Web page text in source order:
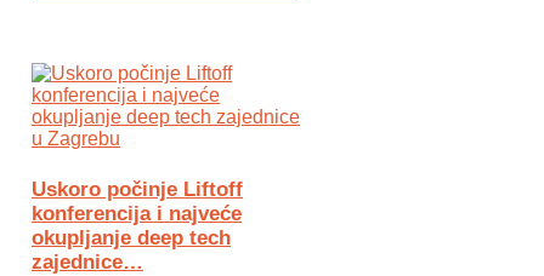
Uskoro počinje Liftoff
konferencija i najveće
okupljanje deep tech
zajednice…